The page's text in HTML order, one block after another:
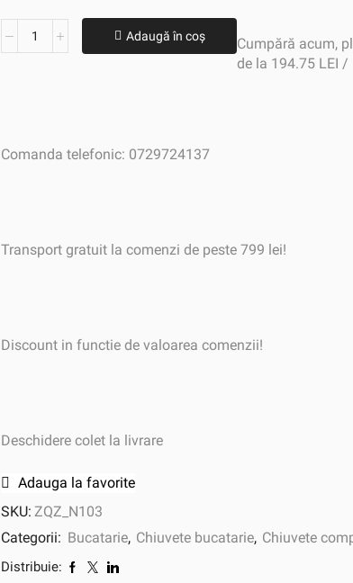
Adaugă în coș
Cumpără acum,
de la 194.75 LEI /
Comanda telefonic: 0729724137
Transport gratuit la comenzi de peste 799 lei!
Discount in functie de valoarea comenzii!
Deschidere colet la livrare
Adauga la favorite
SKU: ZQZ_N103
Categorii: Bucatarie, Chiuvete bucatarie, Chiuvete
Distribuie: